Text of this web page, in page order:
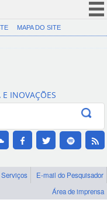
(COVID-19)
Canais
MAPA DO SITE
INOVAÇÕES
Serviços
E-mail do Pesquisador
Área de imprensa